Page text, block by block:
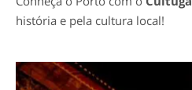
história e pela cultura local!